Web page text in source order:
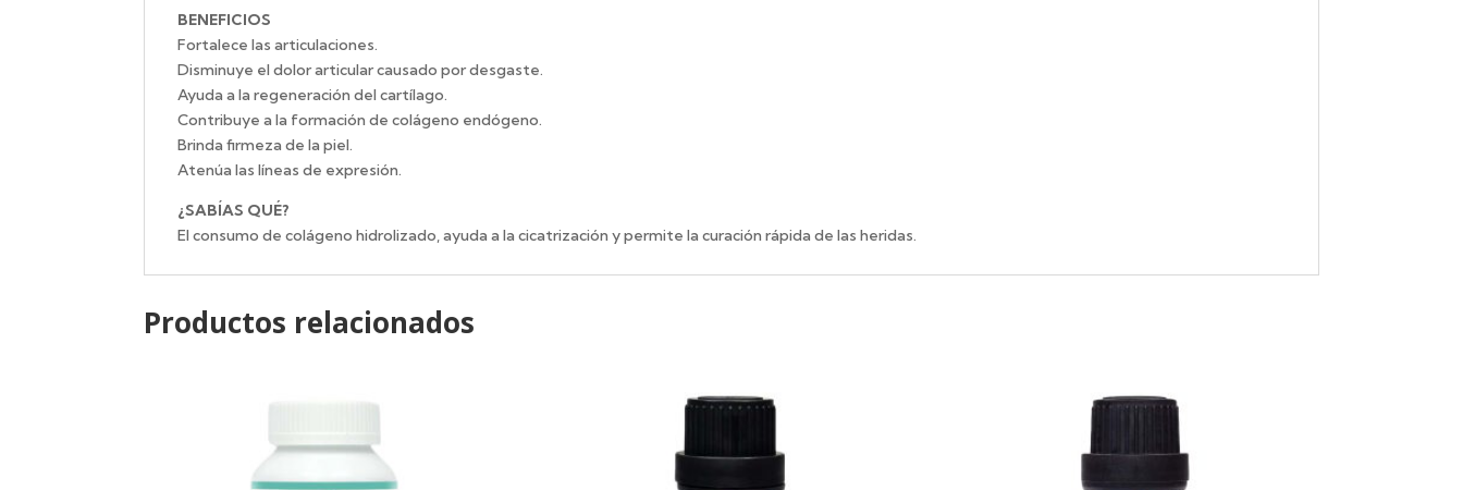
BENEFICIOS
Fortalece las articulaciones.
Disminuye el dolor articular causado por desgaste.
Ayuda a la regeneración del cartílago.
Contribuye a la formación de colágeno endógeno.
Brinda firmeza de la piel.
Atenúa las líneas de expresión.
¿SABÍAS QUÉ?
El consumo de colágeno hidrolizado, ayuda a la cicatrización y permite la curación rápida de las heridas.
Productos relacionados